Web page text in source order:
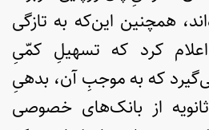
همچنین این‌که به تازگی
اعلام کرد که تسهیلِ کمّیِ
که به موجبِ آن، بدهیِ
از بانک‌های خصوصی